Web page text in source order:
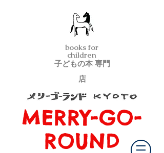
子どもの本 専門
店
books for
children
メリーゴーランド京都
MERRY-GO-
ROUND